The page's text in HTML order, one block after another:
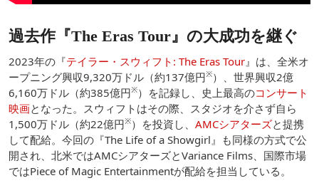
過去作『The Eras Tour』の大成功を継ぐ
2023年の『テイラー・スウィフト: The Eras Tour』は、全米オ
ープニング興収9,320万ドル（約137億円※）、世界興収2億
6,160万ドル（約385億円※）を記録し、史上最高のコンサート
映画となった。スウィフトはその際、スタジオを介さず自ら
1,500万ドル（約22億円※）を投資し、 AMCシアターズと提携
して配給。今回の『The Life of a Showgirl』も同様の方式で公
開され、北米ではAMCシアターズとVariance Films、国際市場
ではPiece of Magic Entertainmentが配給を担当している。